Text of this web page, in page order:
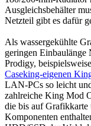
Ausgleichsbehälter
Netzteil gibt es dafür
Als wassergekühlte
geringen
Prodigy,
Caseking-eigenen
LAN-PCs so leicht
zahlreiche King Mod
die bis auf
Komponenten